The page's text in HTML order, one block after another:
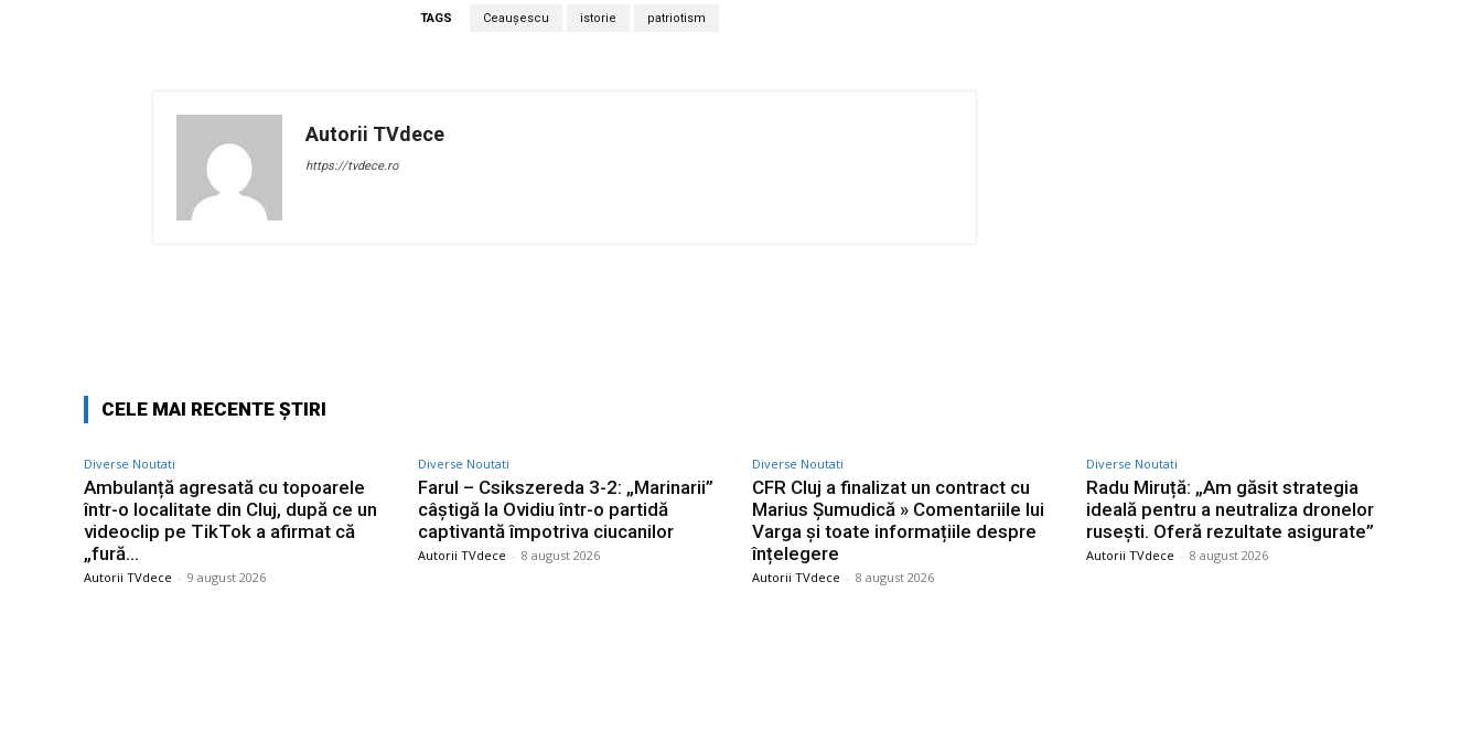
TAGS Ceaușescu istorie patriotism
Autorii TVdece
https://tvdece.ro
CELE MAI RECENTE ȘTIRI
Diverse Noutati
Ambulanță agresată cu topoarele
într-o localitate din Cluj, după ce un
videoclip pe TikTok a afirmat că
„fură…
Autorii TVdece - 9 august 2026
Diverse Noutati
Farul – Csikszereda 3-2: „Marinarii”
câștigă la Ovidiu într-o partidă
captivantă împotriva ciucanilor
Autorii TVdece - 8 august 2026
Diverse Noutati
CFR Cluj a finalizat un contract cu
Marius Șumudică » Comentariile lui
Varga și toate informațiile despre
înțelegere
Autorii TVdece - 8 august 2026
Diverse Noutati
Radu Miruță: „Am găsit strategia
ideală pentru a neutraliza dronelor
rusești. Oferă rezultate asigurate”
Autorii TVdece - 8 august 2026